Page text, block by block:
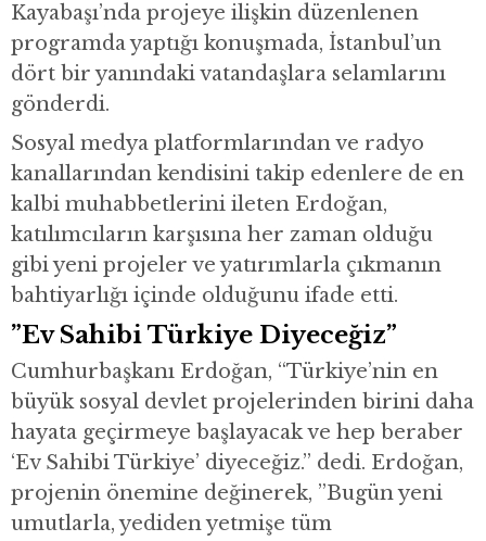
Kayabaşı’nda projeye ilişkin düzenlenen
programda yaptığı konuşmada, İstanbul’un
dört bir yanındaki vatandaşlara selamlarını
gönderdi.
Sosyal medya platformlarından ve radyo
kanallarından kendisini takip edenlere de en
kalbi muhabbetlerini ileten Erdoğan,
katılımcıların karşısına her zaman olduğu
gibi yeni projeler ve yatırımlarla çıkmanın
bahtiyarlığı içinde olduğunu ifade etti.
”Ev Sahibi Türkiye Diyeceğiz”
Cumhurbaşkanı Erdoğan, “Türkiye’nin en
büyük sosyal devlet projelerinden birini daha
hayata geçirmeye başlayacak ve hep beraber
‘Ev Sahibi Türkiye’ diyeceğiz.” dedi. Erdoğan,
projenin önemine değinerek, ”Bugün yeni
umutlarla, yediden yetmişe tüm